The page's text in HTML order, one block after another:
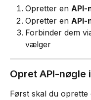
Opretter en API-
Opretter en API-
Forbinder dem
vælger
Opret API-nøgle
Først skal du